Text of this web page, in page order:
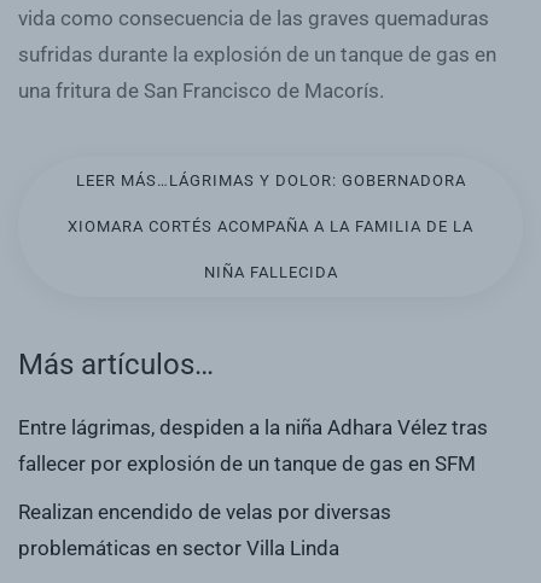
vida como consecuencia de las graves quemaduras
sufridas durante la explosión de un tanque de gas en
una fritura de San Francisco de Macorís.
LEER MÁS…LÁGRIMAS Y DOLOR: GOBERNADORA
XIOMARA CORTÉS ACOMPAÑA A LA FAMILIA DE LA
NIÑA FALLECIDA
Más artículos…
Entre lágrimas, despiden a la niña Adhara Vélez tras
fallecer por explosión de un tanque de gas en SFM
Realizan encendido de velas por diversas
problemáticas en sector Villa Linda